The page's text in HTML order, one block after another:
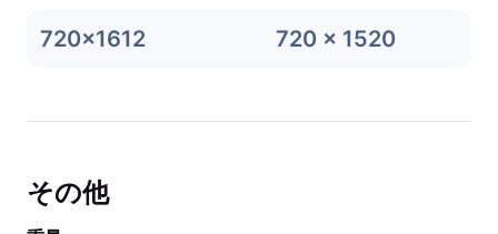
720x1612 720 x 1520
その他